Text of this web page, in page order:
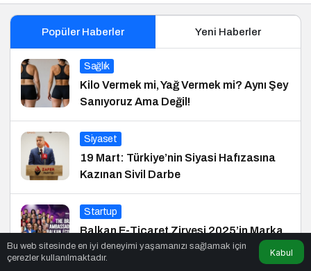
Popüler Haberler Yeni Haberler
Sağlık
Kilo Vermek mi, Yağ Vermek mi? Aynı Şey
Sanıyoruz Ama Değil!
Siyaset
19 Mart: Türkiye’nin Siyasi Hafızasına
Kazınan Sivil Darbe
Startup
Balkan E-Ticaret Zirvesi 2025’in Marka
Elçisi Belli Oldu
Bu web sitesinde en iyi deneyimi yaşamanızı sağlamak için
çerezler kullanılmaktadır.
Kabul